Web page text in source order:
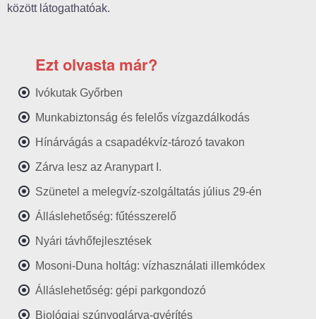
között látogathatóak.
Ezt olvasta már?
Ivókutak Győrben
Munkabiztonság és felelős vízgazdálkodás
Hínárvágás a csapadékvíz-tározó tavakon
Zárva lesz az Aranypart I.
Szünetel a melegvíz-szolgáltatás július 29-én
Álláslehetőség: fűtésszerelő
Nyári távhőfejlesztések
Mosoni-Duna holtág: vízhasználati illemkódex
Álláslehetőség: gépi parkgondozó
Biológiai szúnyoglárva-gyérítés